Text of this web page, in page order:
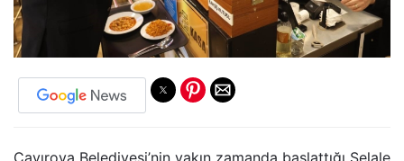
Çayırova Belediyesi’nin yakın zamanda başlattığı Şelale